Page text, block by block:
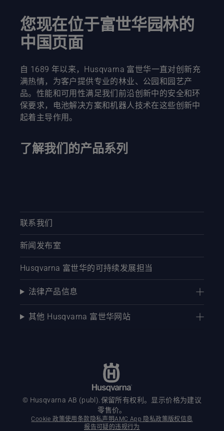
您现在位于富世华园林的
中国页面
自 1689 年以来，Husqvarna 富世华一直对创新充
满热情，为客户提供专业的林业、公园和园艺产
品。性能和可用性满足我们前沿创新中的安全和环
保要求，电池解决方案和机器人技术在这些创新中
起着主导作用。
了解我们的产品系列
联系我们
新闻发布室
Husqvarna 富世华的可持续发展担当
法律产品信息
其他 Husqvarna 富世华网站
© Husqvarna AB (publ).保留所有权利。显示价格为建议
零售价。
Cookie 政策使用条款 隐私声明AMC App 隐私政策版权信息
报告可疑的违规行为